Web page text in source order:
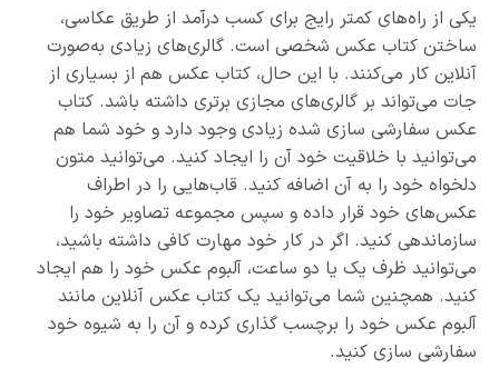
یکی از راه‌های کمتر رایج برای کسب درآمد از طریق عکاسی،
ساختن کتاب عکس شخصی است. گالری‌های زیادی به‌صورت
آنلاین کار می‌کنند. با این حال، کتاب عکس هم از بسیاری از
جات می‌تواند بر گالری‌های مجازی برتری داشته باشد. کتاب
عکس سفارشی سازی شده زیادی وجود دارد و خود شما هم
می‌توانید با خلاقیت خود آن را ایجاد کنید. می‌توانید متون
دلخواه خود را به آن اضافه کنید. قاب‌هایی را در اطراف
عکس‌های خود قرار داده و سپس مجموعه تصاویر خود را
سازماندهی کنید. اگر در کار خود مهارت کافی داشته باشید،
می‌توانید ظرف یک یا دو ساعت، آلبوم عکس خود را هم ایجاد
کنید. همچنین شما می‌توانید یک کتاب عکس آنلاین مانند
آلبوم عکس خود را برچسب گذاری کرده و آن را به شیوه خود
سفارشی سازی کنید.